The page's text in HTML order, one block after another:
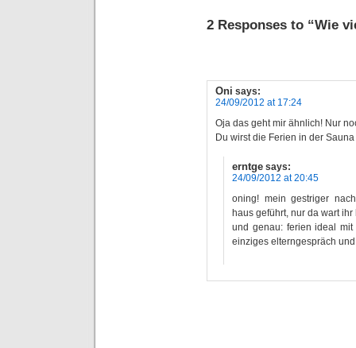
2 Responses to “Wie
Oni says:
24/09/2012 at 17:24
Oja das geht mir ähnlich! Nur
Du wirst die Ferien in der
erntge says:
24/09/2012 at 20:45
oning! mein gestriger
haus geführt, nur da wart
und genau: ferien ideal
einziges elterngespräch